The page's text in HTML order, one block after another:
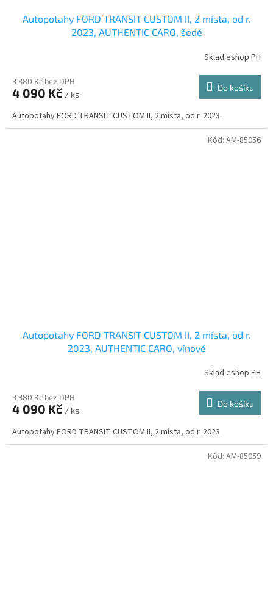
Autopotahy FORD TRANSIT CUSTOM II, 2 místa, od r.
2023, AUTHENTIC CARO, šedé
Sklad eshop PH
3 380 Kč bez DPH
4 090 Kč / ks
Do košíku
Autopotahy FORD TRANSIT CUSTOM II, 2 místa, od r. 2023.
Autopotahy FORD TRANSIT CUSTOM II, 2 místa, od r.
2023, AUTHENTIC CARO, vínové
Sklad eshop PH
3 380 Kč bez DPH
4 090 Kč / ks
Do košíku
Autopotahy FORD TRANSIT CUSTOM II, 2 místa, od r. 2023.
Kód: AM-85056
Kód: AM-85059